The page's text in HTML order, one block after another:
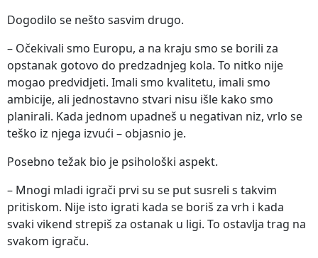
Dogodilo se nešto sasvim drugo.
– Očekivali smo Europu, a na kraju smo se borili za
opstanak gotovo do predzadnjeg kola. To nitko nije
mogao predvidjeti. Imali smo kvalitetu, imali smo
ambicije, ali jednostavno stvari nisu išle kako smo
planirali. Kada jednom upadneš u negativan niz, vrlo se
teško iz njega izvući – objasnio je.
Posebno težak bio je psihološki aspekt.
– Mnogi mladi igrači prvi su se put susreli s takvim
pritiskom. Nije isto igrati kada se boriš za vrh i kada
svaki vikend strepiš za ostanak u ligi. To ostavlja trag na
svakom igraču.